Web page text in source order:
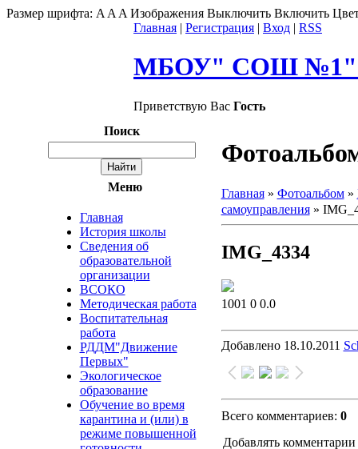
Размер шрифта: A A A Изображения Выключить Включить
Главная | Регистрация | Вход | RSS
МБОУ" СОШ №1"
Приветствую Вас Гость
Поиск
Меню
Главная
История школы
Сведения об
образовательной
организации
ВСОКО
Методическая работа
Воспитательная
работа
РДДМ"Движение
Первых"
Экологическое
образование
Обучение во время
карантина и (или) в
режиме повышенной
Главная» Фотоальбом»
самоуправления»
IMG_4334
1001 0 0.0
Добавлено18.10.2011
Всего комментариев: 0
Добавлять